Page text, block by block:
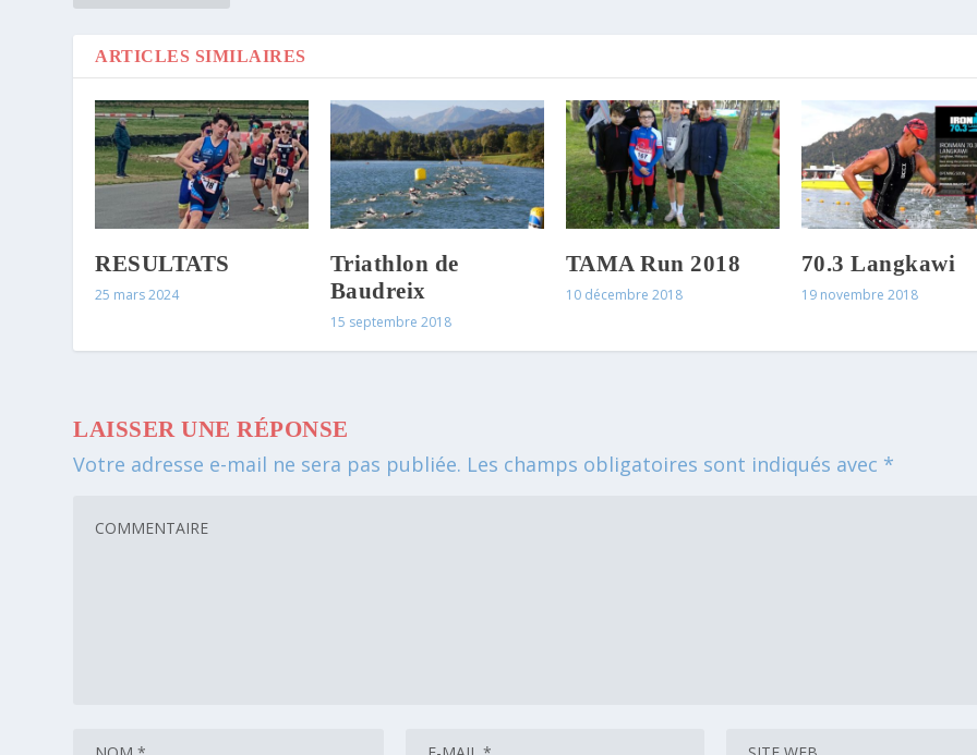
ARTICLES SIMILAIRES
RESULTATS
25 mars 2024
Triathlon de
Baudreix
15 septembre 2018
TAMA Run 2018
10 décembre 2018
70.3 Langkawi
19 novembre 2018
LAISSER UNE RÉPONSE
Votre adresse e-mail ne sera pas publiée. Les champs obligatoires sont indiqués avec *